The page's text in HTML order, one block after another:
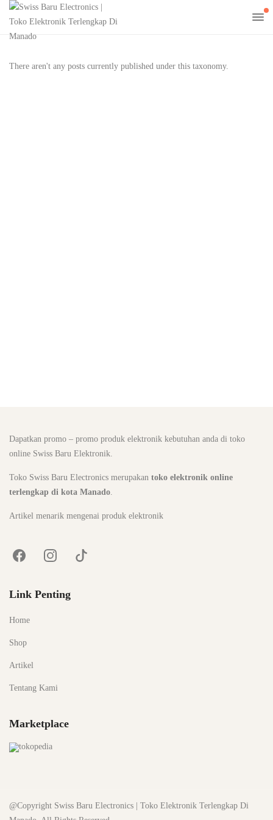
There aren't any posts currently published under this taxonomy.
Dapatkan promo – promo produk elektronik kebutuhan anda di toko
online Swiss Baru Elektronik.
Toko Swiss Baru Electronics merupakan toko elektronik online
terlengkap di kota Manado.
Artikel menarik mengenai produk elektronik
Link Penting
Home
Shop
Artikel
Tentang Kami
Marketplace
@Copyright Swiss Baru Electronics | Toko Elektronik Terlengkap Di